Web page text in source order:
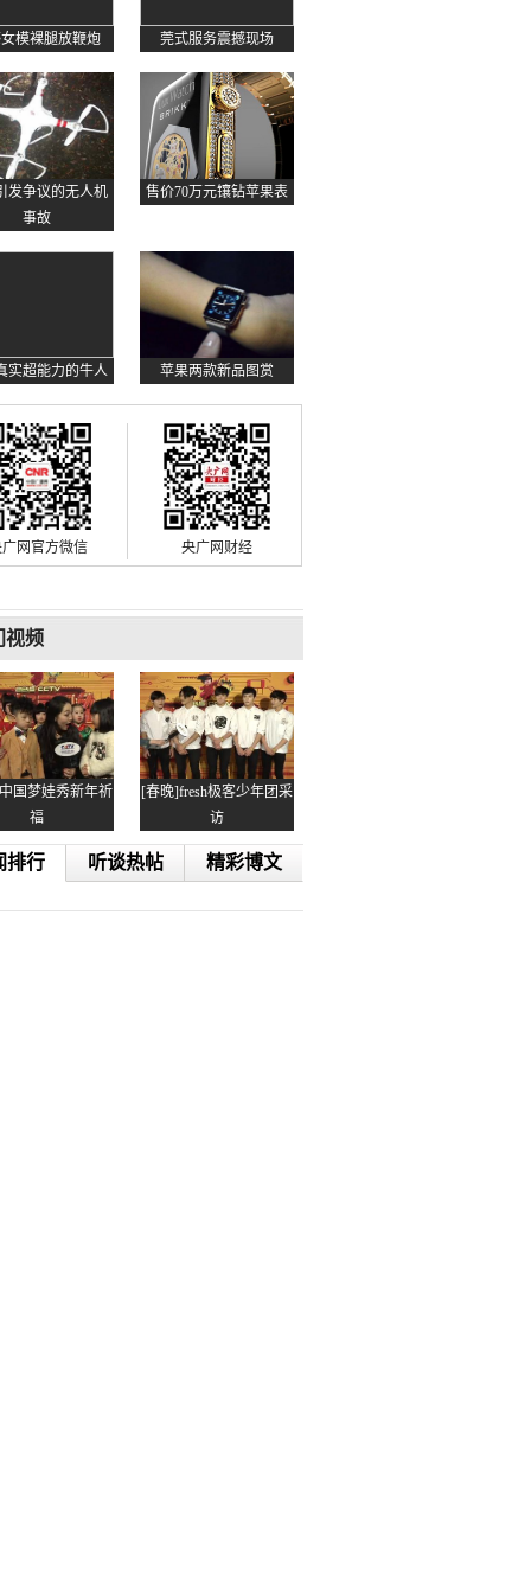
模裸腿放鞭炮 莞式服务震撼现场
发争议的无人机
事故
售价70万元镶钻苹果表
实超能力的牛人 苹果两款新品图赏
网官方微信 央广网财经